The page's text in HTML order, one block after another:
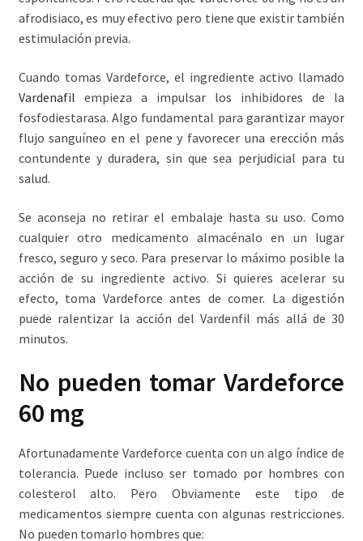
afrodisiaco, es muy efectivo pero tiene que existir también
estimulación previa.
Cuando tomas Vardeforce, el ingrediente activo llamado
Vardenafil empieza a impulsar los inhibidores de la
fosfodiestarasa. Algo fundamental para garantizar mayor
flujo sanguíneo en el pene y favorecer una erección más
contundente y duradera, sin que sea perjudicial para tu
salud.
Se aconseja no retirar el embalaje hasta su uso. Como
cualquier otro medicamento almacénalo en un lugar
fresco, seguro y seco. Para preservar lo máximo posible la
acción de su ingrediente activo. Si quieres acelerar su
efecto, toma Vardeforce antes de comer. La digestión
puede ralentizar la acción del Vardenfil más allá de 30
minutos.
No pueden tomar Vardeforce
60 mg
Afortunadamente Vardeforce cuenta con un algo índice de
tolerancia. Puede incluso ser tomado por hombres con
colesterol alto. Pero Obviamente este tipo de
medicamentos siempre cuenta con algunas restricciones.
No pueden tomarlo hombres que: